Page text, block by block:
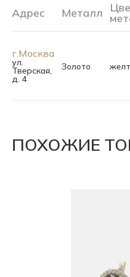
Адрес Металл
г.Москва
ул.
Тверская,
д. 4
Золото
ПОХОЖИЕ